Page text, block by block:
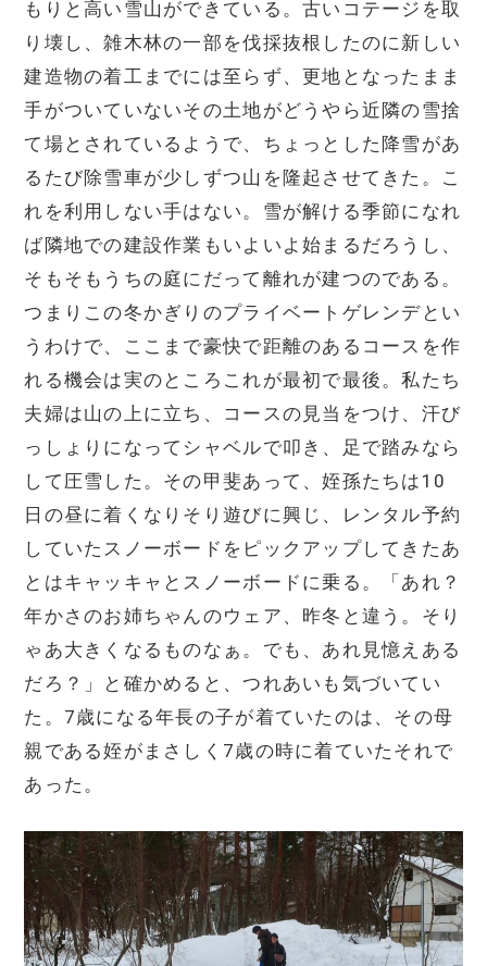
もりと高い雪山ができている。古いコテージを取
り壊し、雑木林の一部を伐採抜根したのに新しい
建造物の着工までには至らず、更地となったまま
手がついていないその土地がどうやら近隣の雪捨
て場とされているようで、ちょっとした降雪があ
るたび除雪車が少しずつ山を隆起させてきた。こ
れを利用しない手はない。雪が解ける季節になれ
ば隣地での建設作業もいよいよ始まるだろうし、
そもそもうちの庭にだって離れが建つのである。
つまりこの冬かぎりのプライベートゲレンデとい
うわけで、ここまで豪快で距離のあるコースを作
れる機会は実のところこれが最初で最後。私たち
夫婦は山の上に立ち、コースの見当をつけ、汗び
っしょりになってシャベルで叩き、足で踏みなら
して圧雪した。その甲斐あって、姪孫たちは10
日の昼に着くなりそり遊びに興じ、レンタル予約
していたスノーボードをピックアップしてきたあ
とはキャッキャとスノーボードに乗る。「あれ？
年かさのお姉ちゃんのウェア、昨冬と違う。そり
ゃあ大きくなるものなぁ。でも、あれ見憶えある
だろ？」と確かめると、つれあいも気づいてい
た。7歳になる年長の子が着ていたのは、その母
親である姪がまさしく7歳の時に着ていたそれで
あった。